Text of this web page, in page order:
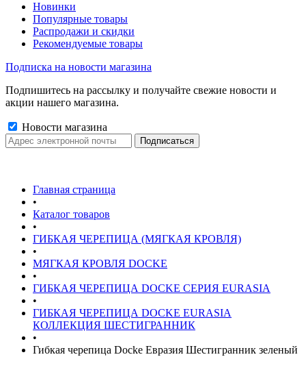
Новинки
Популярные товары
Распродажи и скидки
Рекомендуемые товары
Подписка на новости магазина
Подпишитесь на рассылку и получайте свежие новости и
акции нашего магазина.
Новости магазина
Главная страница
•
Каталог товаров
•
ГИБКАЯ ЧЕРЕПИЦА (МЯГКАЯ КРОВЛЯ)
•
МЯГКАЯ КРОВЛЯ DOCKE
•
ГИБКАЯ ЧЕРЕПИЦА DOCKE СЕРИЯ EURASIA
•
ГИБКАЯ ЧЕРЕПИЦА DOCKE EURASIA
КОЛЛЕКЦИЯ ШЕСТИГРАННИК
•
Гибкая черепица Docke Евразия Шестигранник зеленый